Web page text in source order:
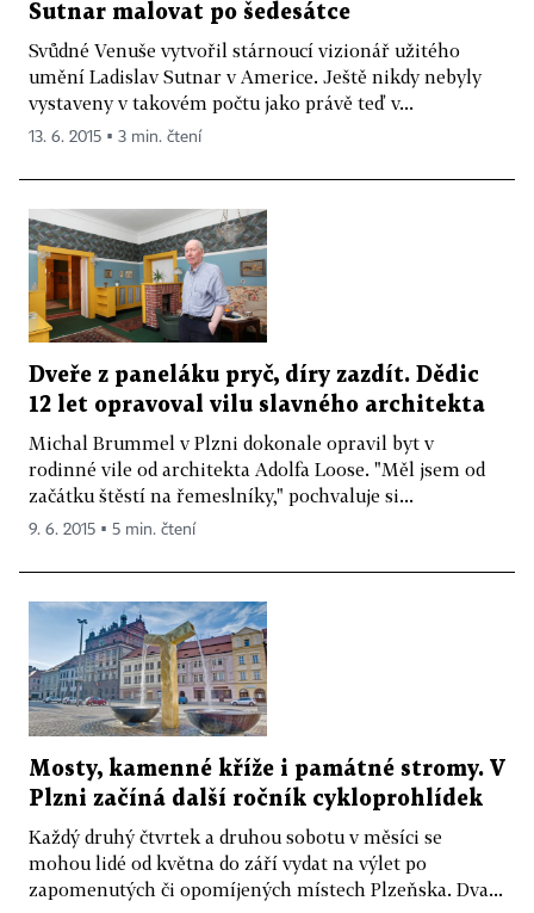
Sutnar malovat po šedesátce
Svůdné Venuše vytvořil stárnoucí vizionář užitého
umění Ladislav Sutnar v Americe. Ještě nikdy nebyly
vystaveny v takovém počtu jako právě teď v...
13. 6. 2015 ▪ 3 min. čtení
Dveře z paneláku pryč, díry zazdít. Dědic
12 let opravoval vilu slavného architekta
Michal Brummel v Plzni dokonale opravil byt v
rodinné vile od architekta Adolfa Loose. "Měl jsem od
začátku štěstí na řemeslníky," pochvaluje si...
9. 6. 2015 ▪ 5 min. čtení
Mosty, kamenné kříže i památné stromy. V
Plzni začíná další ročník cykloprohlídek
Každý druhý čtvrtek a druhou sobotu v měsíci se
mohou lidé od května do září vydat na výlet po
zapomenutých či opomíjených místech Plzeňska. Dva...